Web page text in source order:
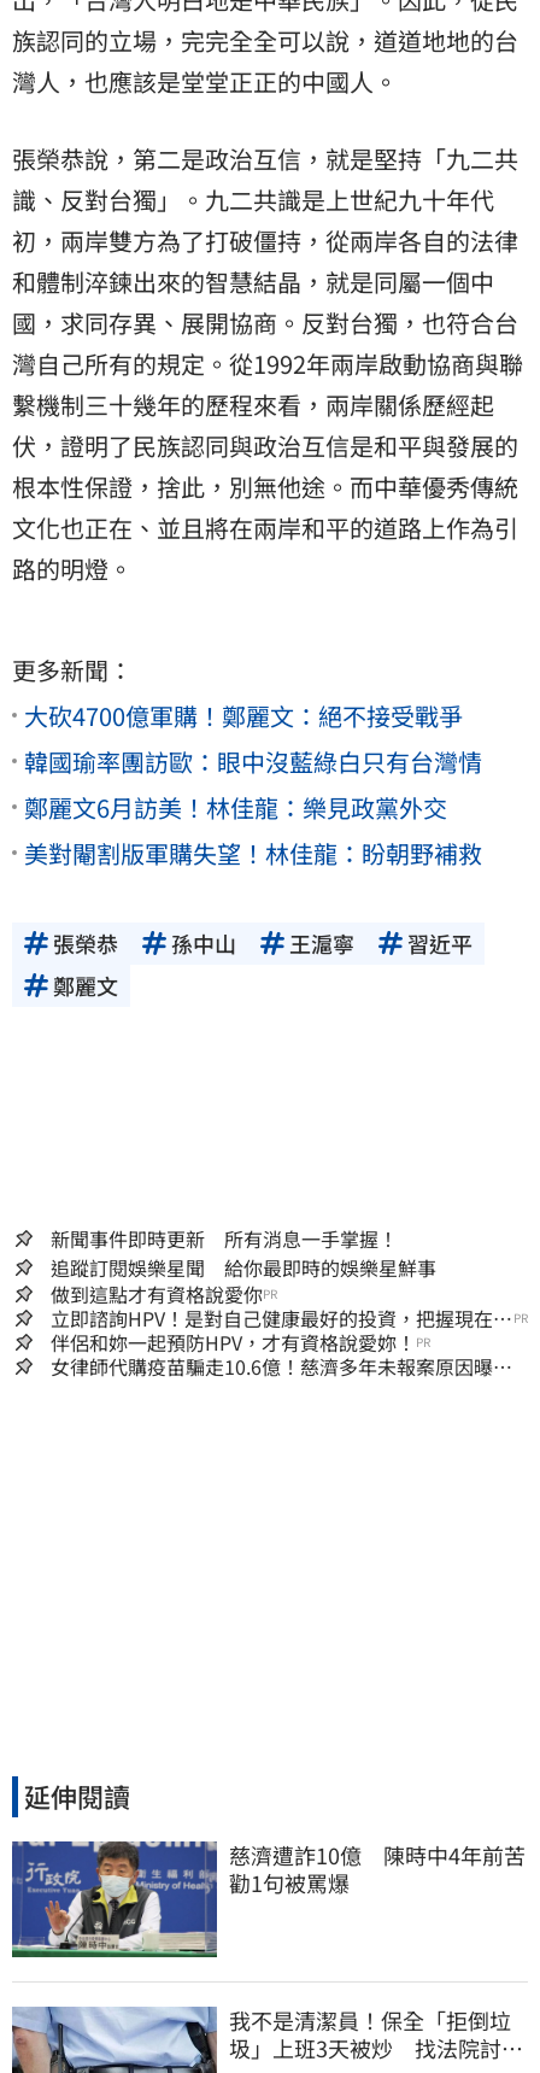
族認同的立場，完完全全可以說，道道地地的台
灣人，也應該是堂堂正正的中國人。
張榮恭說，第二是政治互信，就是堅持「九二共
識、反對台獨」。九二共識是上世紀九十年代
初，兩岸雙方為了打破僵持，從兩岸各自的法律
和體制淬鍊出來的智慧結晶，就是同屬一個中
國，求同存異、展開協商。反對台獨，也符合台
灣自己所有的規定。從1992年兩岸啟動協商與聯
繫機制三十幾年的歷程來看，兩岸關係歷經起
伏，證明了民族認同與政治互信是和平與發展的
根本性保證，捨此，別無他途。而中華優秀傳統
文化也正在、並且將在兩岸和平的道路上作為引
路的明燈。
更多新聞：
大砍4700億軍購！鄭麗文：絕不接受戰爭
韓國瑜率團訪歐：眼中沒藍綠白只有台灣情
鄭麗文6月訪美！林佳龍：樂見政黨外交
美對閹割版軍購失望！林佳龍：盼朝野補救
張榮恭 孫中山 王滬寧
習近平
鄭麗文
新聞事件即時更新 所有消息一手掌握！
追蹤訂閱娛樂星聞 給你最即時的娛樂星鮮事
做到這點才有資格說愛你PR
立即諮詢HPV！是對自己健康最好的投資，把握現在不
嫌晚！
PR
伴侶和妳一起預防HPV，才有資格說愛妳！ PR
女律師代購疫苗騙走10.6億！慈濟多年未報案原因曝：
延伸閱讀
慈濟遭詐10億　陳時中4年前苦
勸1句被罵爆
我不是清潔員！保全「拒倒垃
圾」上班3天被炒 找法院討公